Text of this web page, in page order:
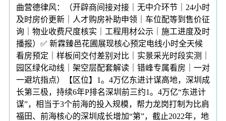
曲营德律风：（开辟商间接对接｜无中介环节｜24小时
及时房价更新｜人才购房补助申领｜车位配等到售价征
询｜物业收费尺度核实｜工程用材公示｜施工进度及时
播报）✅ 新霖臻邑花圃展现核心预定电线小时全天候
看房预定｜样板间交付差别对比｜实景采光时段实测｜
园区绿化动线｜架空层配套解读｜错峰专属看房｜一对
一避坑指点）【区位】1。4万亿东进计谋高地，深圳成
长第三极，持续6年P排名深圳前三约1。4万亿“东进计
谋”，相当于3个前海的投入规模，帮力龙岗打制为比肩
福田、前海核心的深圳成长增加“第”，截止2022年，地